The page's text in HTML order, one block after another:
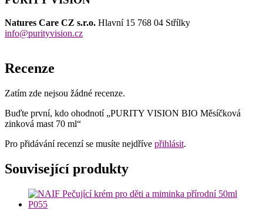
Natures Care CZ s.r.o. Hlavní 15 768 04 Střílky
info@purityvision.cz
Recenze
Zatím zde nejsou žádné recenze.
Buďte první, kdo ohodnotí „PURITY VISION BIO Měsíčková
zinková mast 70 ml“
Pro přidávání recenzí se musíte nejdříve přihlásit.
Související produkty